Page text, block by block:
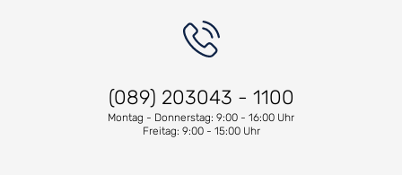
(089) 203043 - 1100
Montag - Donnerstag: 9:00 - 16:00 Uhr
Freitag: 9:00 - 15:00 Uhr